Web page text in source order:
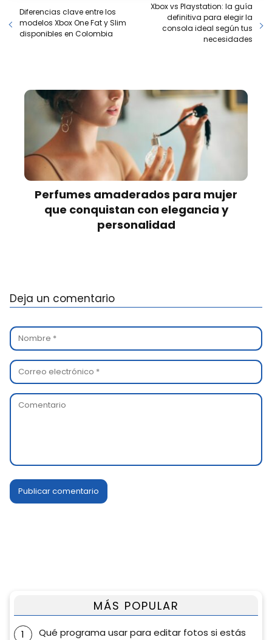
Diferencias clave entre los
modelos Xbox One Fat y Slim
disponibles en Colombia
Xbox vs Playstation: la guía
definitiva para elegir la
consola ideal según tus
necesidades
Perfumes amaderados para mujer
que conquistan con elegancia y
personalidad
Deja un comentario
MÁS POPULAR
Qué programa usar para editar fotos si estás